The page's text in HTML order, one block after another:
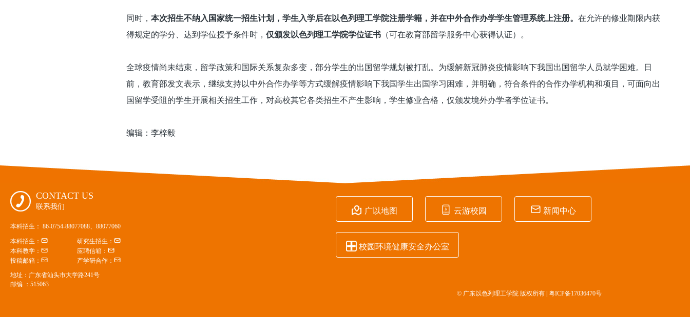
同时， 本次招生不纳入国家统一招生计划，学生入学后在以色列理工学院注册学籍，并在中外合作办学学生管理系统上注册。 在允许的修业期限内获
得规定的学分、达到学位授予条件时， 仅颁发以色列理工学院学位证书（可在教育部留学服务中心获得认证）。
全球疫情尚未结束，留学政策和国际关系复杂多变，部分学生的出国留学规划被打乱。为缓解新冠肺炎疫情影响下我国出国留学人员就学困难。日
前，教育部发文表示，继续支持以中外合作办学等方式缓解疫情影响下我国学生出国学习困难，并明确，符合条件的合作办学机构和项目，可面向出
国留学受阻的学生开展相关招生工作，对高校其它各类招生不产生影响，学生修业合格，仅颁发境外办学者学位证书。
编辑：李梓毅
 广以地图  云游校园  新闻中心
 校园环境健康安全办公室
 CONTACT US
联系我们
本科招生： 86-0754-88077088、88077060
本科招生：  研究生招生： 
本科教学：  应聘信箱： 
投稿邮箱：  产学研合作： 
地址：广东省汕头市大学路241号
邮编 ：515063
© 广东以色列理工学院 版权所有 | 粤ICP备17036470号